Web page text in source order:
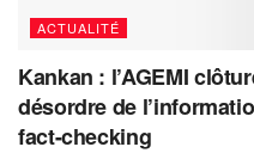
ACTUALITÉ
Kankan : l’AGEMI
désordre de
fact-checking